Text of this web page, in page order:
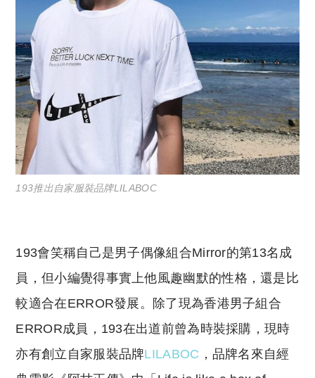
193推出自家服裝品牌LILABOC
193會笑稱自己是男子偶像組合Mirror的第13名成
員，但小編覺得事實上他風趣幽默的性格，還是比
較適合在ERROR發展。除了現為香港男子組合
ERROR成員 ，193在出道前曾為時裝採購，現時
亦有創立自家服裝品牌LILABOC ，品牌名來自經